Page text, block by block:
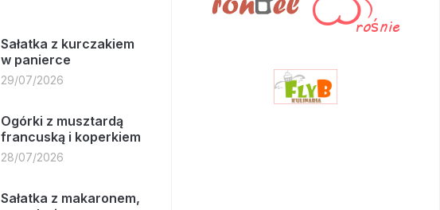
Sałatka z kurczakiem
w panierce
29/07/2026
Ogórki z musztardą
francuską i koperkiem
28/07/2026
Sałatka z makaronem,